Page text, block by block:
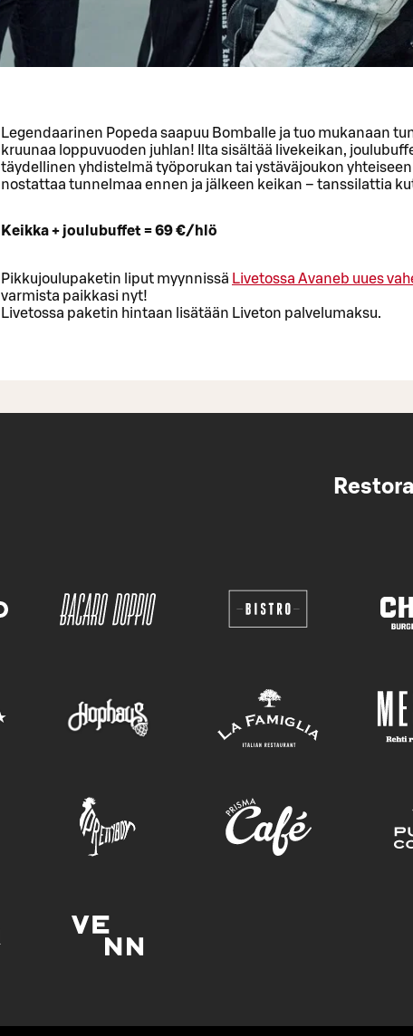
Legendaarinen Popeda saapuu Bomballe ja tuo mukanaan
kruunaa loppuvuoden juhlan! Ilta sisältää livekeikan,
täydellinen yhdistelmä työporukan tai ystäväjoukon yhteiseen
nostattaa tunnelmaa ennen ja jälkeen keikan – tanssilattia
Keikka + joulubuffet = 69 €/hlö
Pikkujoulupaketin liput myynnissä Livetossa Avaneb uues
varmista paikkasi nyt!
Livetossa paketin hintaan lisätään Liveton palvelumaksu.